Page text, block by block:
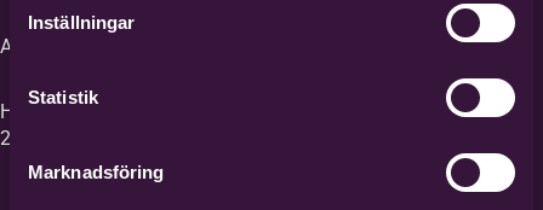
Inställningar
Statistik
Marknadsföring
Anmälan: www.bilda.nu/dansiskare
Har du frågor, kontakta Jonas Hult, 070-
2765699,